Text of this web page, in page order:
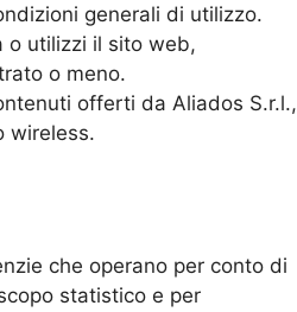
generali di utilizzo.
o utilizzi il sito web,
o meno.
offerti da Aliados S.r.l.,
wireless.
che operano per conto di
statistico e per